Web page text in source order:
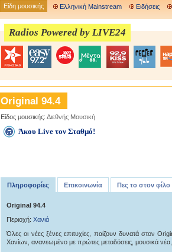
Είδη μουσικής Ελληνική Mainstream Ειδήσεις
Radios Powered by LIVE24
Original 94.4
Είδος μουσικής: Διεθνής Μουσική
Άκου Live τον Σταθμό!
Πληροφορίες Επικοινωνία Πες το στον
Original 94.4
Περιοχή: Χανιά
Όλες οι νέες ξένες επιτυχίες, παίζουν δυνατά στον
Χανίων, ανανεωμένο με πρώτες μεταδόσεις, μουσικά